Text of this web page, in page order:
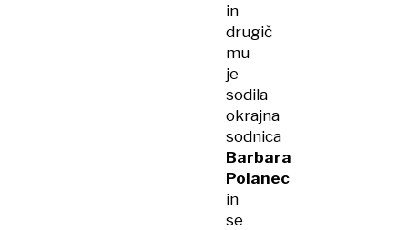
in
drugič
mu
je
sodila
okrajna
sodnica
Barbara
Polanec
in
se